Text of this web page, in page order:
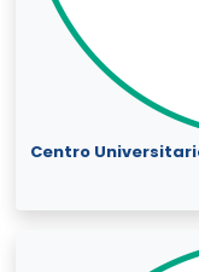
Centro